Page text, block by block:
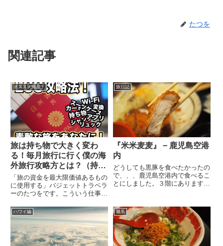
たつを
関連記事
オススメ商品！
旅は持ち物で大きく変わ
る！毎月旅行に行く僕の海
外旅行攻略方とは？（持ち
物リストあり）
「旅の資金を最大限価値あるもの
に使用する」バジェットトラベラ
ーのたつをです。こういう仕事を
旅をしています。1人でちょっと
そこまで。旅は人生の縮図だと語
る人もいてますね。僕にとっては
なんだろうか。いろんな刺激に
も...
旅日記
『米米麦麦』 − 鹿児島空港
内
どうしても黒豚を食べたかったの
で、、、鹿児島空港内で食べるこ
とにしました。３階にあります
膳、、、僕が頼んだのは、黒豚の
とんかつ膳！はじめに言っておき
ますが、、、このお店に来た
ら、、、...
ハワイ編 麺系